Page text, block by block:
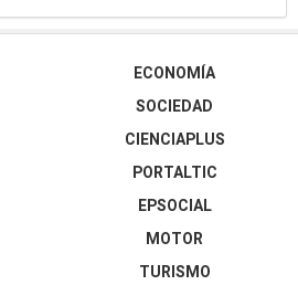
ECONOMÍA
SOCIEDAD
CIENCIAPLUS
PORTALTIC
EPSOCIAL
MOTOR
TURISMO